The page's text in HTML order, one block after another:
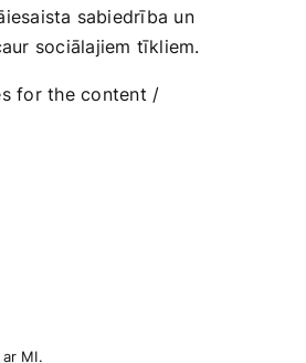
sabiedrība un
sociālajiem ‌tīkliem.
for⁤ the content /
MI.